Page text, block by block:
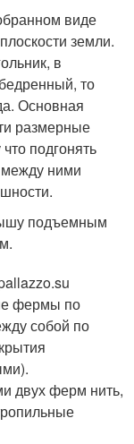
виде
земли.
в
то
Основная
размерные
подгонять
ними
подъемным
фермы по
собой по
двух ферм нить,